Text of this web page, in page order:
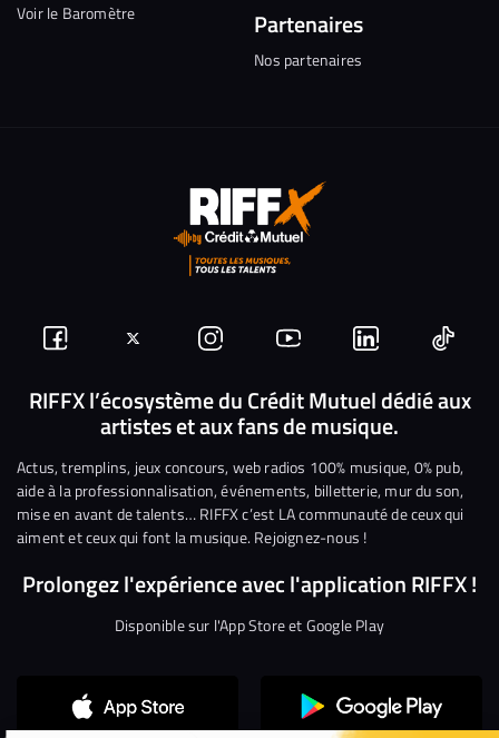
Continuer sans accepter
Voir le Baromètre Partenaires
Nos partenaires
Suivez-
nous
Facebook
Suivez-
nous
sur
Twitter
Nous
rejoindre
sur
Instagram
Nous
rejoindre
sur
YouTube
Nous
rejoindre
sur
Linkedin
Nous
RIFFX l’écosystème du Crédit Mutuel dédié aux
artistes et aux fans de musique.
Actus, tremplins, jeux concours, web radios 100% musique, 0% pub,
aide à la professionnalisation, événements, billetterie, mur du son,
mise en avant de talents… RIFFX c’est LA communauté de ceux qui
aiment et ceux qui font la musique. Rejoignez-nous !
Prolongez l'expérience avec l'application RIFFX !
Disponible sur l'App Store et Google Play